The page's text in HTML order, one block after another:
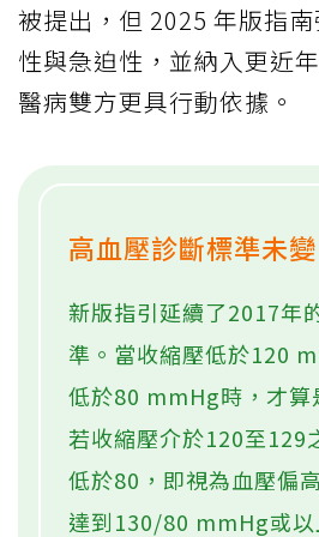
被提出，但 2025 年版指
性與急迫性，並納入更近
醫病雙方更具行動依據。
高血壓診斷標準未變
新版指引延續了2017年
準。當收縮壓低於120
低於80 mmHg時，才算
若收縮壓介於120至129
低於80，即視為血壓偏
達到130/80 mmHg或以